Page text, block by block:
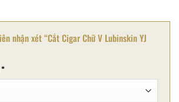
nhận xét “Cắt Cigar Chữ V Lubinskin YJ
*